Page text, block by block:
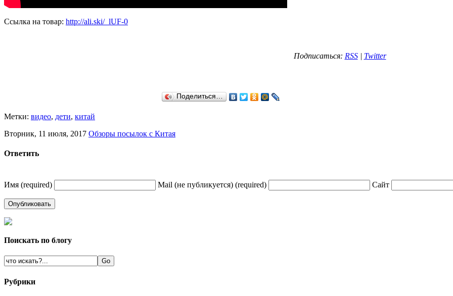
Ссылка на товар: http://ali.ski/_lUF-0
Подписаться: RSS| Twitter
Поделиться…
Метки: видео, дети, китай
Вторник, 11 июля, 2017 Обзоры посылок с Китая
Ответить
Имя (required) Mail (не публикуется) (required) Сайт
Поискать по блогу
Рубрики